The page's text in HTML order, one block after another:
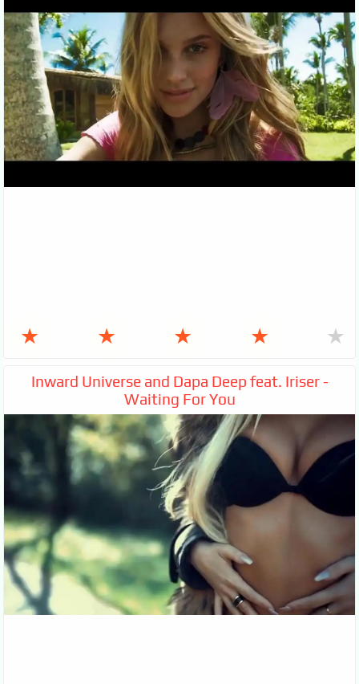
★ ★ ★ ★ ★
Inward Universe and Dapa Deep feat. Iriser -
Waiting For You